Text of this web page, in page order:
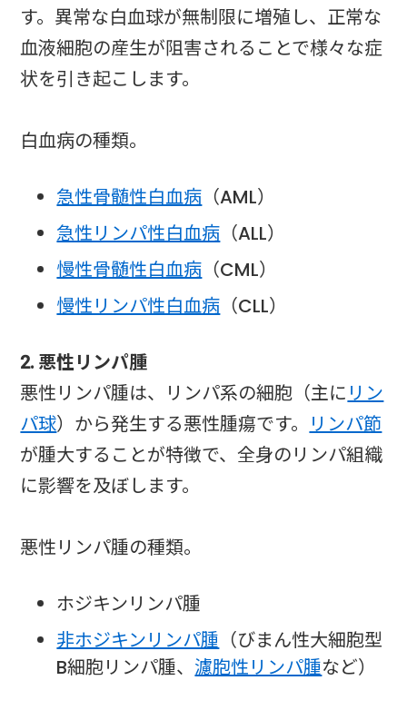
す。異常な白血球が無制限に増殖し、正常な
血液細胞の産生が阻害されることで様々な症
状を引き起こします。
白血病の種類。
急性骨髄性白血病 （AML）
急性リンパ性白血病 （ALL）
慢性骨髄性白血病 （CML）
慢性リンパ性白血病 （CLL）
2. 悪性リンパ腫
悪性リンパ腫は、リンパ系の細胞（主に リン
パ球）から発生する悪性腫瘍です。
リンパ節
が腫大することが特徴で、全身のリンパ組織
に影響を及ぼします。
悪性リンパ腫の種類。
ホジキンリンパ腫
非ホジキンリンパ腫 （びまん性大細胞型
B細胞リンパ腫、 濾胞性リンパ腫など）